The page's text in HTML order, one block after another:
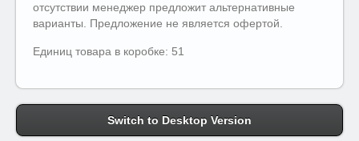
отсутствии менеджер предложит альтернативные
варианты. Предложение не является офертой.
Единиц товара в коробке: 51
Switch to Desktop Version